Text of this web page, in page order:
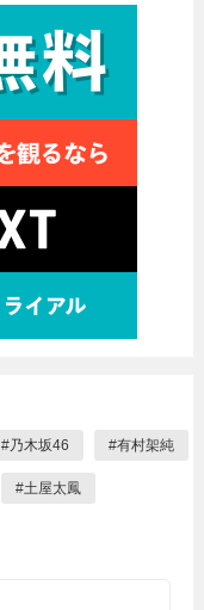
#乃木坂46 #有村架純
#土屋太鳳